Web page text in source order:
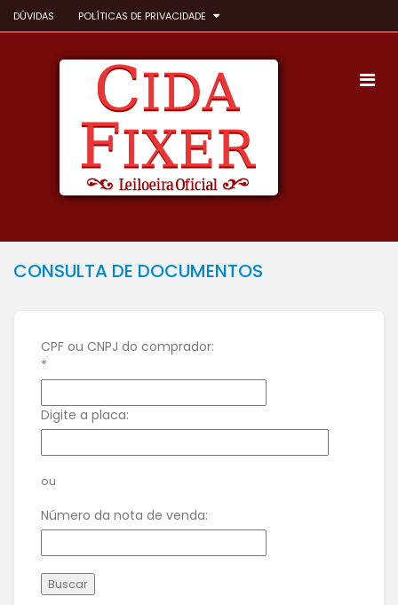
DÚVIDAS POLÍTICAS DE PRIVACIDADE
CONSULTA DE DOCUMENTOS
CPF ou CNPJ do comprador:
*
Digite a placa:
ou
Número da nota de venda:
Buscar